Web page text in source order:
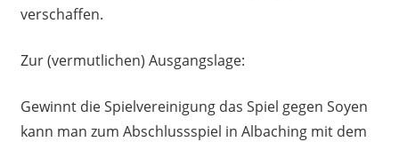
verschaffen.
Zur (vermutlichen) Ausgangslage:
Gewinnt die Spielvereinigung das Spiel gegen Soyen
kann man zum Abschlussspiel in Albaching mit dem